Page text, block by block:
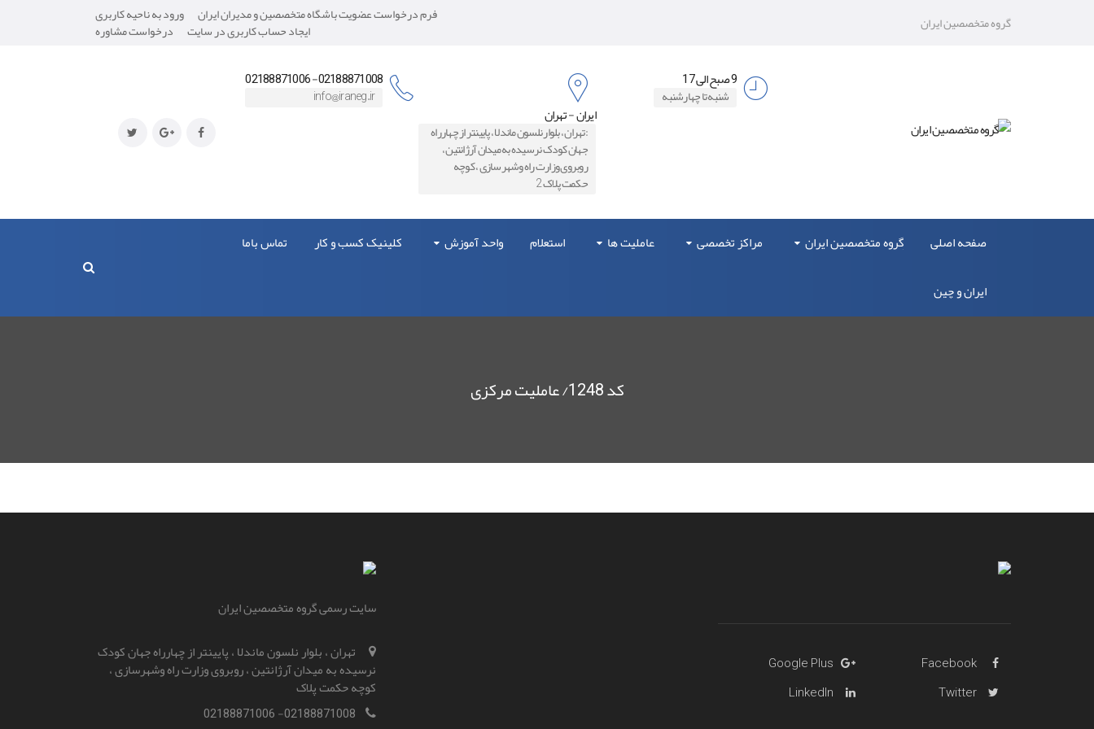
گروه متخصصین ایران فرم درخواست عضویت باشگاه متخصصین و مدیران ایران ورود به ناحیه کاربری
ایجاد حساب کاربری در سایت درخواست مشاوره
02188871008- 02188871006
info@iraneg.ir
ایران - تهران
:تهران ، بلوار نلسون ماندلا ، پایینتر از چهارراه
جهان کودک نرسیده به میدان آرژانتین ،
روبروی وزارت راه و‌شهرسازی ، کوچه
حکمت پلاک 2
9 صبح الی 17
شنبه تا چهارشنبه
صفحه اصلی گروه متخصصین ایران مراکز تخصصی عاملیت ها استعلام واحد آموزش کلینیک کسب و کار
تماس باما
ایران و چین
کد 1248/ عاملیت مرکزی
سایت رسمی گروه متخصصین ایران
تهران ، بلوار نلسون ماندلا ، پایینتر از چهارراه جهان کودک
نرسیده به میدان آرژانتین ، روبروی وزارت راه و‌شهرسازی ،
کوچه حکمت پلاک
Facebook
Google Plus
Twitter
LinkedIn